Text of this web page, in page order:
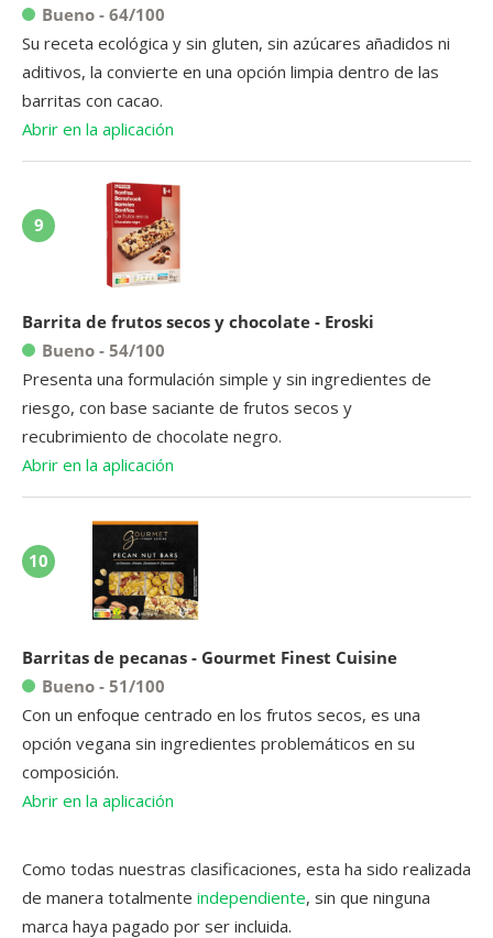
Bueno - 64/100
Su receta ecológica y sin gluten, sin azúcares añadidos ni
aditivos, la convierte en una opción limpia dentro de las
barritas con cacao.
Abrir en la aplicación
9
Barrita de frutos secos y chocolate - Eroski
Bueno - 54/100
Presenta una formulación simple y sin ingredientes de
riesgo, con base saciante de frutos secos y
recubrimiento de chocolate negro.
Abrir en la aplicación
10
Barritas de pecanas - Gourmet Finest Cuisine
Bueno - 51/100
Con un enfoque centrado en los frutos secos, es una
opción vegana sin ingredientes problemáticos en su
composición.
Abrir en la aplicación
Como todas nuestras clasificaciones, esta ha sido realizada
de manera totalmente independiente, sin que ninguna
marca haya pagado por ser incluida.